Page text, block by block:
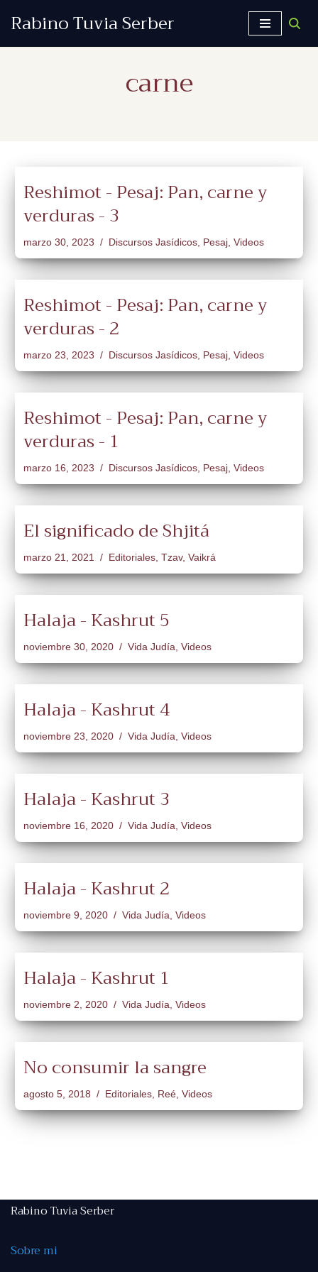
Rabino Tuvia Serber
carne
Reshimot - Pesaj: Pan, carne y
verduras - 3
marzo 30, 2023 Discursos Jasídicos, Pesaj, Videos
Reshimot - Pesaj: Pan, carne y
verduras - 2
marzo 23, 2023 Discursos Jasídicos, Pesaj, Videos
Reshimot - Pesaj: Pan, carne y
verduras - 1
marzo 16, 2023 Discursos Jasídicos, Pesaj, Videos
El significado de Shjitá
marzo 21, 2021 Editoriales, Tzav, Vaikrá
Halaja - Kashrut 5
noviembre 30, 2020 Vida Judía, Videos
Halaja - Kashrut 4
noviembre 23, 2020 Vida Judía, Videos
Halaja - Kashrut 3
noviembre 16, 2020 Vida Judía, Videos
Halaja - Kashrut 2
noviembre 9, 2020 Vida Judía, Videos
Halaja - Kashrut 1
noviembre 2, 2020 Vida Judía, Videos
No consumir la sangre
agosto 5, 2018 Editoriales, Reé, Videos
Rabino Tuvia Serber
Sobre mi